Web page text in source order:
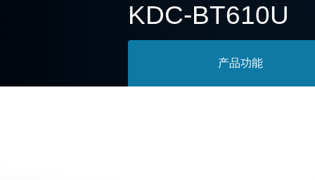
KDC-BT610U
产品功能